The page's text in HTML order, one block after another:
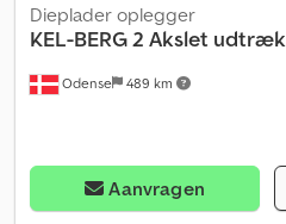
Odense 489 km
Dieplader oplegger
KEL-BERG2 Akslet udtræk
Aanvragen